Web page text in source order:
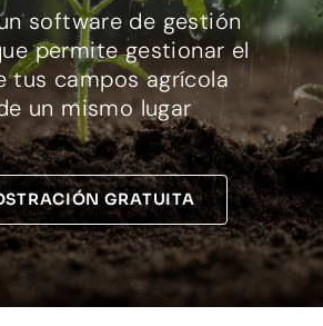
software de gestión
permite gestionar el
tus campos agrícola
un mismo lugar
GRATUITA